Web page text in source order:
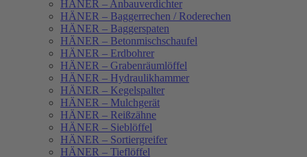
HÄNER – Anbauverdichter
HÄNER – Baggerrechen / Roderechen
HÄNER – Baggerspaten
HÄNER – Betonmischschaufel
HÄNER – Erdbohrer
HÄNER – Grabenräumlöffel
HÄNER – Hydraulikhammer
HÄNER – Kegelspalter
HÄNER – Mulchgerät
HÄNER – Reißzähne
HÄNER – Sieblöffel
HÄNER – Sortiergreifer
HÄNER – Tieflöffel